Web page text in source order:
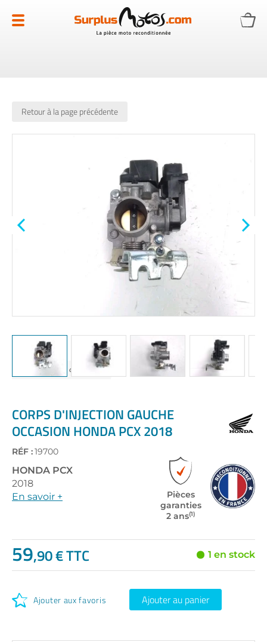
au
contenu
Retour à la page précédente
gallery
the
beginning
of
the
images
gallery
CORPS D'INJECTION GAUCHE
OCCASION HONDA PCX 2018
RÉF :19700
HONDA PCX
2018
En savoir +
Pièces
garanties
2 ans(1)
59,90 € TTC 1 en stock
Ajouter aux favoris Ajouter au panier